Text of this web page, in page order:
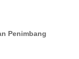
Penimbang